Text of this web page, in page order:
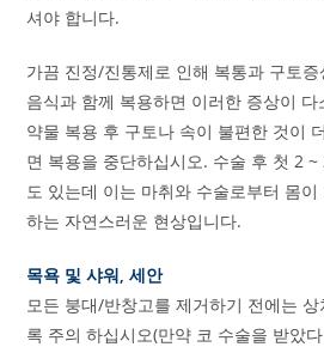
셔야 합니다.
가끔 진정/진통제로 인해 복통과 구토
음식과 함께 복용하면 이러한 증상이
약물 복용 후 구토나 속이 불편한 것이
면 복용을 중단하십시오. 수술 후 첫 2
도 있는데 이는 마취와 수술로부터 몸
하는 자연스러운 현상입니다.
목욕 및 샤워, 세안
모든 붕대/반창고를 제거하기 전에는
록 주의 하십시오(만약 코 수술을 받았